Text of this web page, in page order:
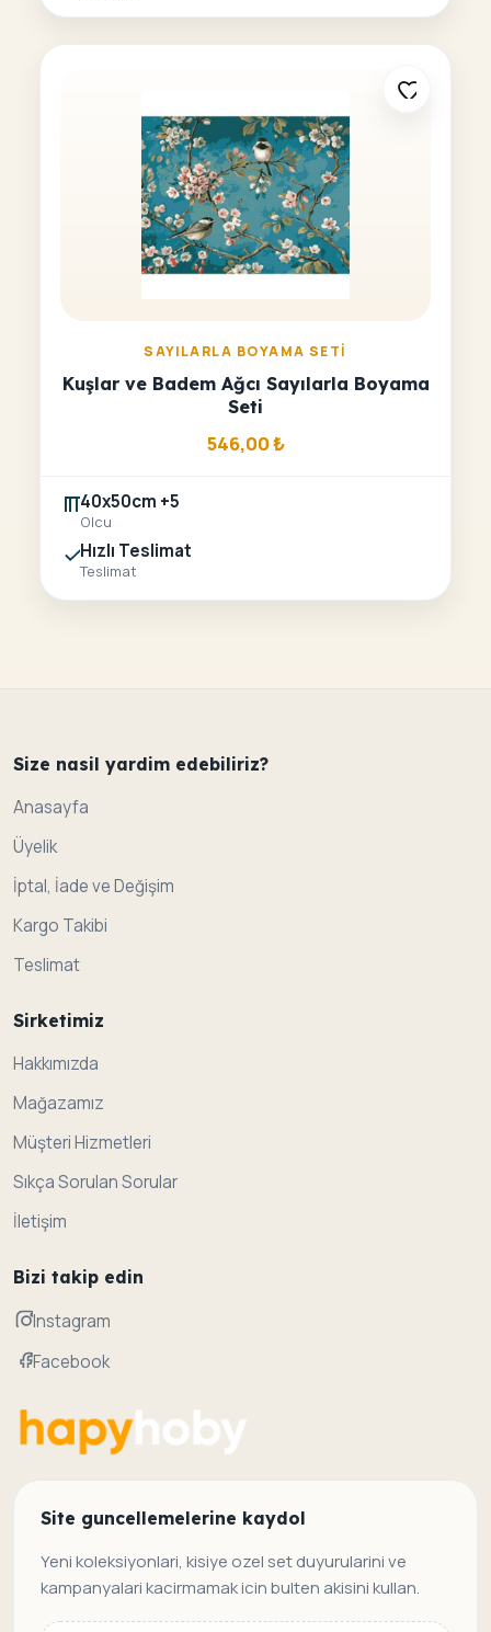
SAYILARLA BOYAMA SETI
Kuşlar ve Badem Ağcı Sayılarla Boyama
Seti
546,00₺
40x50cm +5
Olcu
Hızlı Teslimat
Teslimat
Size nasil yardim edebiliriz?
Anasayfa
Üyelik
İptal, İade ve Değişim
Kargo Takibi
Teslimat
Sirketimiz
Hakkımızda
Mağazamız
Müşteri Hizmetleri
Sıkça Sorulan Sorular
İletişim
Bizi takip edin
Instagram
Facebook
Site guncellemelerine kaydol
Yeni koleksiyonlari, kisiye ozel set duyurularini ve
kampanyalari kacirmamak icin bulten akisini kullan.